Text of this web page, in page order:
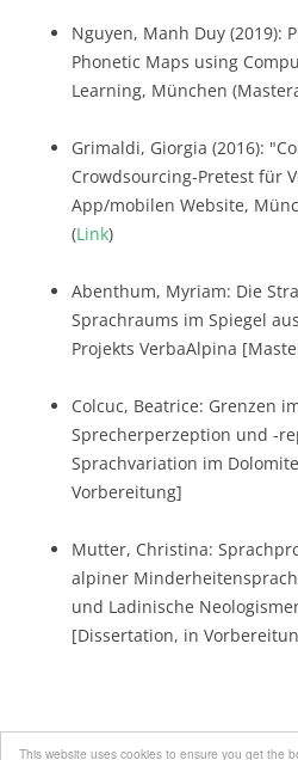
This website uses cookies to ensure you get the
Nguyen, Manh Duy (2019):
Phonetic Maps using
Learning, München
Grimaldi, Giorgia (2016):
Crowdsourcing-Pretest für
App/mobilen Website,
(Link)
Abenthum, Myriam: Die
Sprachraums im Spiegel
Projekts VerbaAlpina
Colcuc, Beatrice: Grenzen
Sprecherperzeption und -
Sprachvariation im
Vorbereitung]
Mutter, Christina:
alpiner
und Ladinische
[Dissertation, in